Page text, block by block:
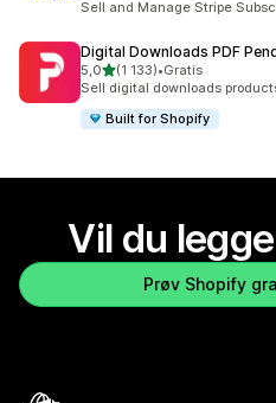
Sell and Manage Stripe
Digital Downloads PDF
5,0av 5 stjerner
(1 133)
Totalt 1133 omtaler
•Gratis
Sell digital downloads
Built for Shopify
Vil du
Prøv Shopify